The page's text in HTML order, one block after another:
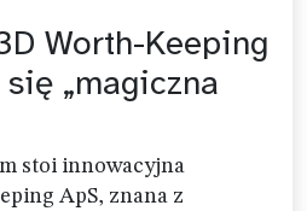
Worth-Keeping
„magiczna
stoi innowacyjna
ApS, znana z